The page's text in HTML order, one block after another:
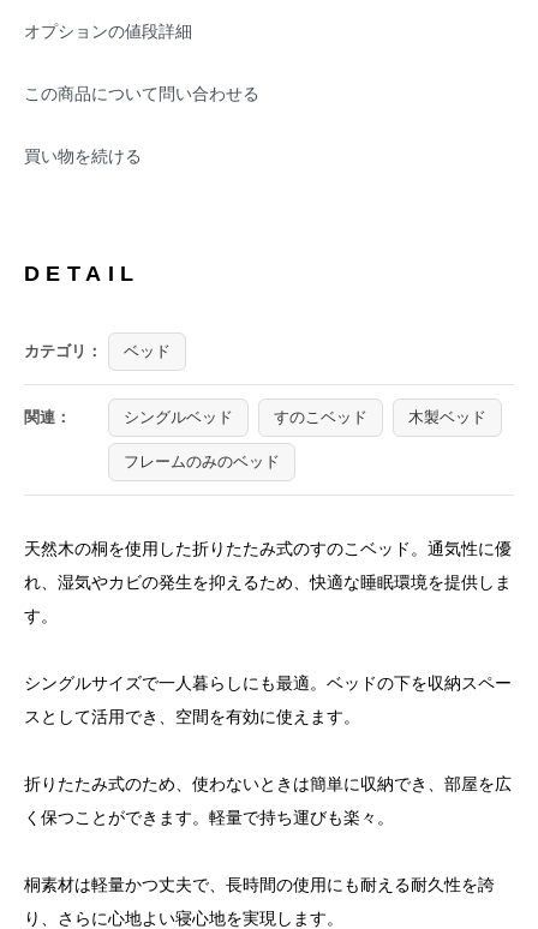
オプションの値段詳細
この商品について問い合わせる
買い物を続ける
DETAIL
カテゴリ： ベッド
関連： シングルベッド すのこベッド 木製ベッド
フレームのみのベッド
天然木の桐を使用した折りたたみ式のすのこベッド。通気性に優
れ、湿気やカビの発生を抑えるため、快適な睡眠環境を提供しま
す。
シングルサイズで一人暮らしにも最適。ベッドの下を収納スペー
スとして活用でき、空間を有効に使えます。
折りたたみ式のため、使わないときは簡単に収納でき、部屋を広
く保つことができます。軽量で持ち運びも楽々。
桐素材は軽量かつ丈夫で、長時間の使用にも耐える耐久性を誇
り、さらに心地よい寝心地を実現します。